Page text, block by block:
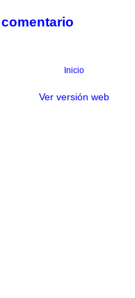
Inicio
Ver versión web